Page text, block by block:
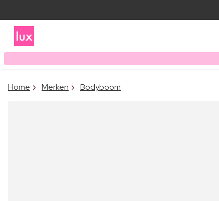
Home Merken Bodyboom